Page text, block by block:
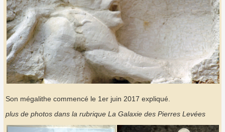
Son mégalithe commencé le 1er juin 2017 expliqué.
plus de photos dans la rubrique La Galaxie des Pierres Levées